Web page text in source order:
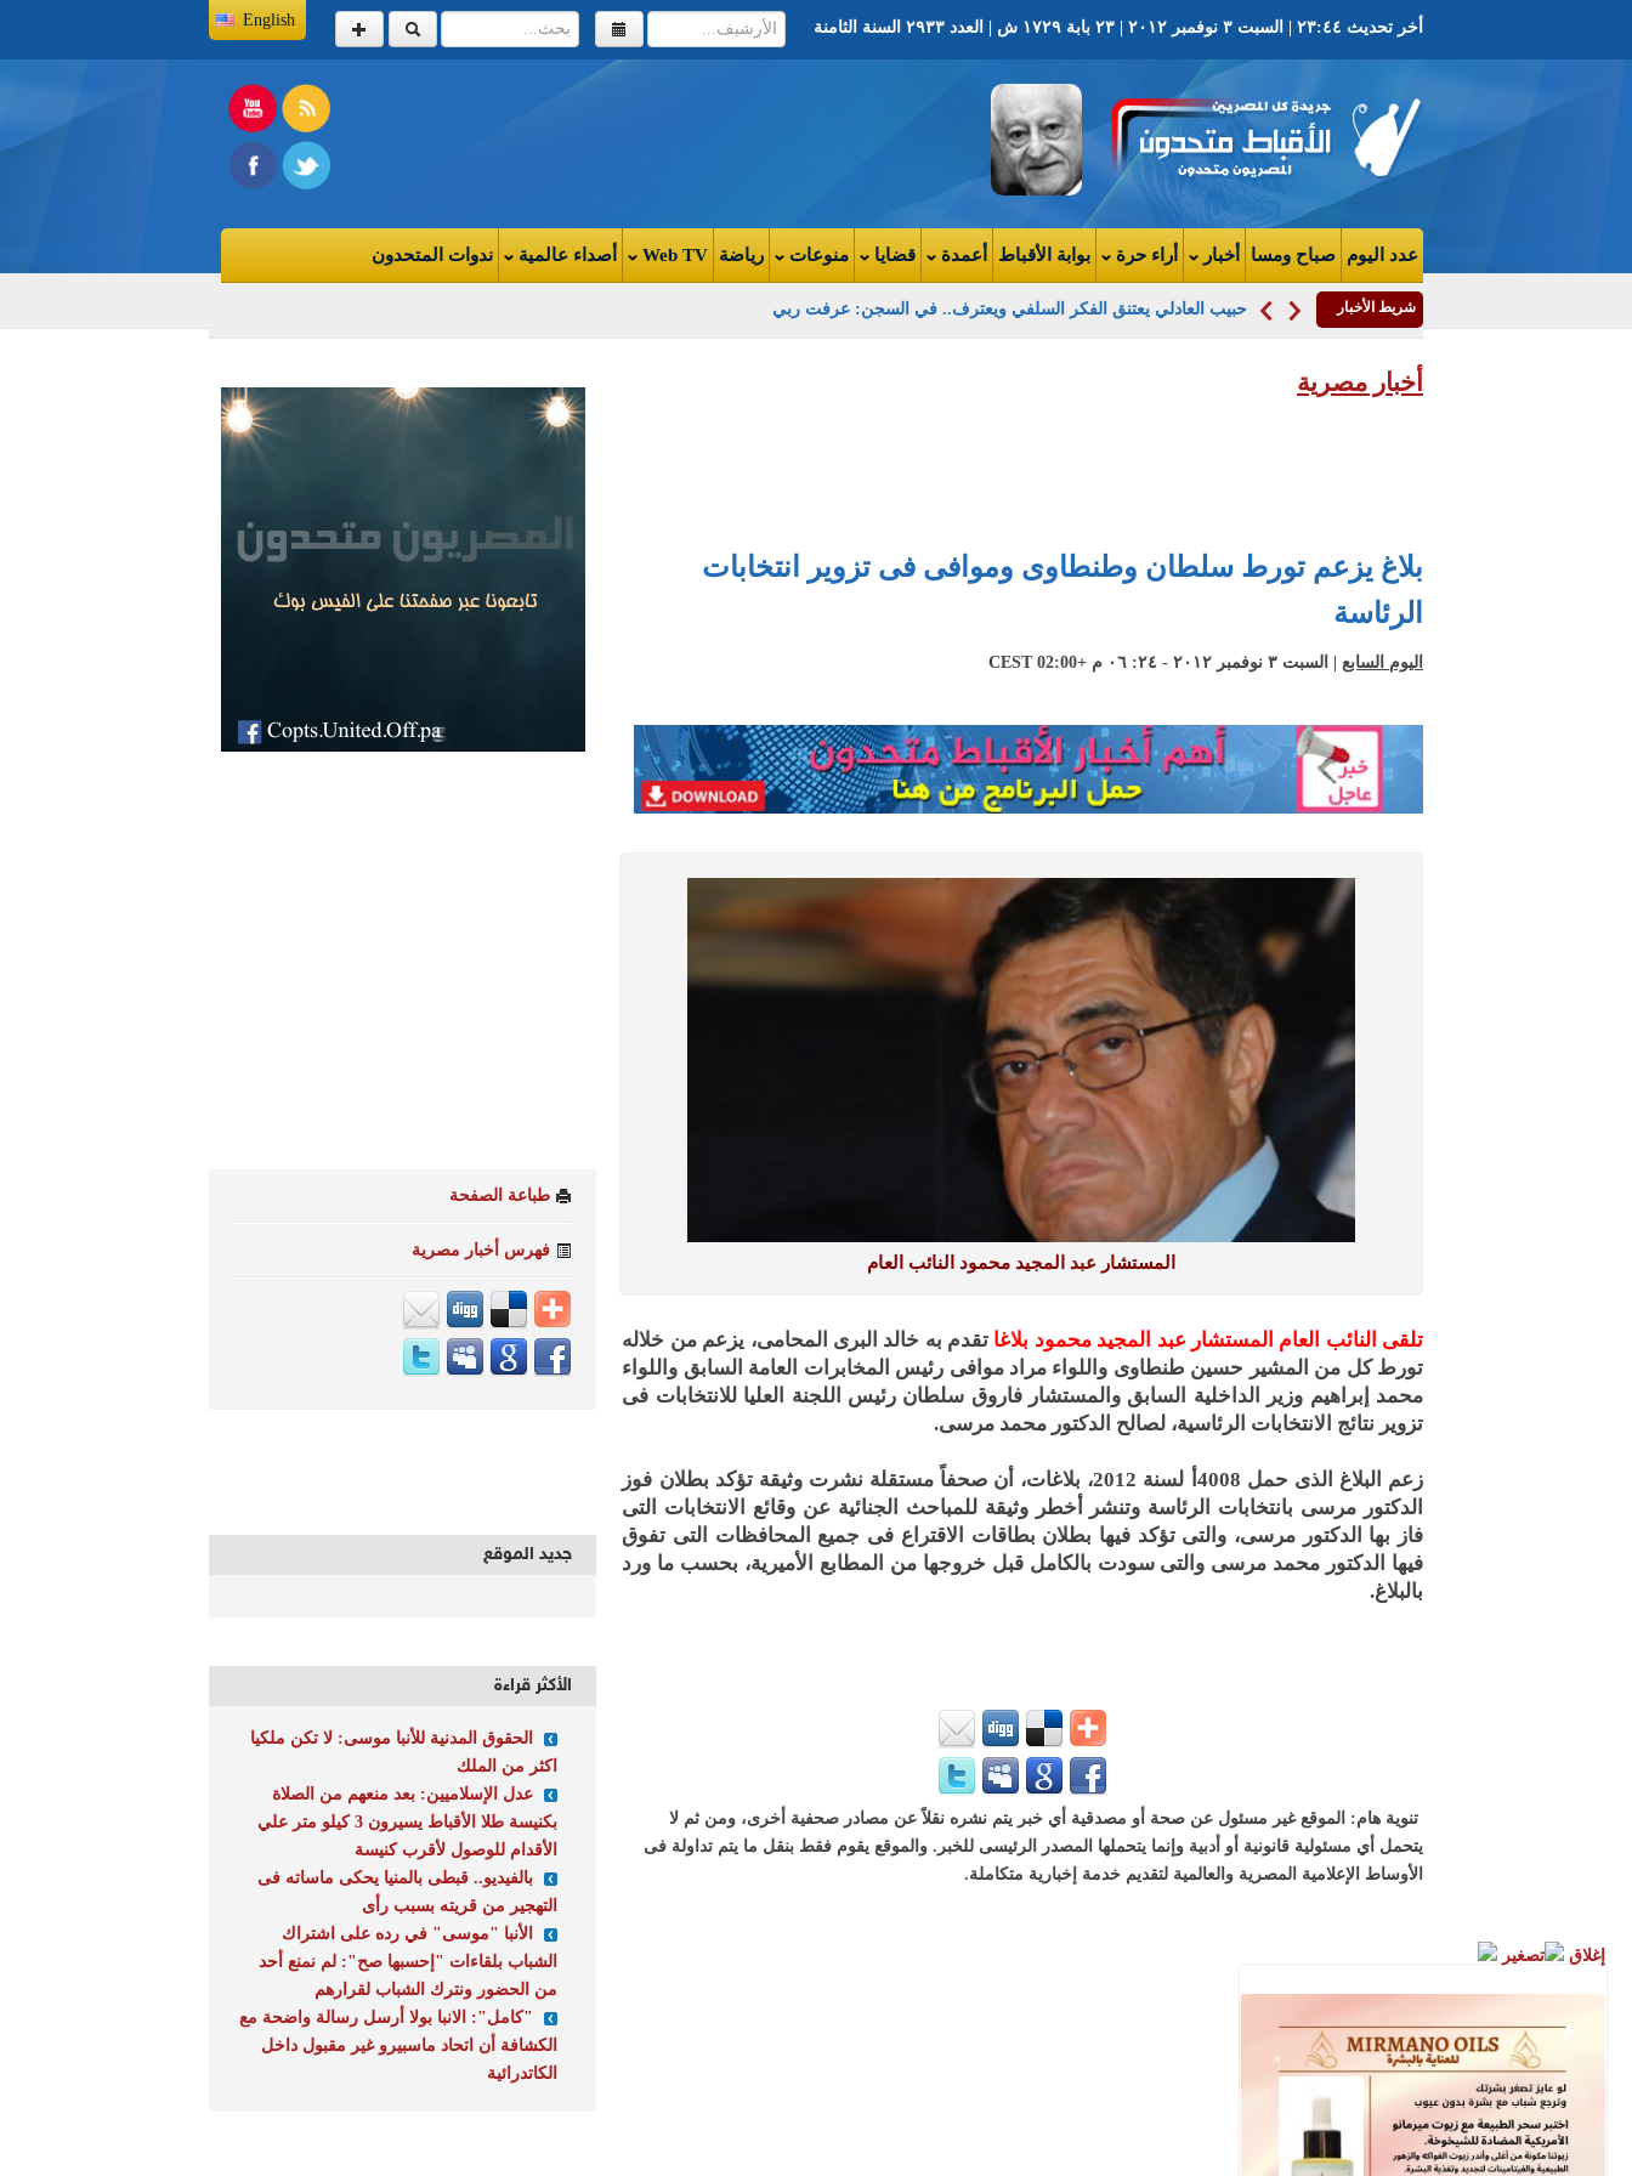
أخر تحديث ٢٣:٤٤ | السبت ٣ نوفمبر ٢٠١٢ | ٢٣ بابة ١٧٢٩ ش | العدد ٢٩٣٣ السنة الثامنة English
عدد اليوم صباح ومسا أخبار أراء حرة بوابة الأقباط أعمدة قضايا منوعات رياضة Web TV أصداء عالمية ندوات المتحدون
إغلاق تصغير
شريط الأخبار حبيب العادلي يعتنق الفكر السلفي ويعترف.. في السجن: عرفت ربي
أخبار مصرية
بلاغ يزعم تورط سلطان وطنطاوى وموافى فى تزوير انتخابات
الرئاسة
اليوم السابع | السبت ٣ نوفمبر ٢٠١٢ - ٢٤: ٠٦ م +02:00 CEST
المستشار عبد المجيد محمود النائب العام
تلقى النائب العام المستشار عبد المجيد محمود بلاغا تقدم به خالد البرى المحامى، يزعم من خلاله
تورط كل من المشير حسين طنطاوى واللواء مراد موافى رئيس المخابرات العامة السابق واللواء
محمد إبراهيم وزير الداخلية السابق والمستشار فاروق سلطان رئيس اللجنة العليا للانتخابات فى
تزوير نتائج الانتخابات الرئاسية، لصالح الدكتور محمد مرسى.
زعم البلاغ الذى حمل 4008أ لسنة 2012، بلاغات، أن صحفاً مستقلة نشرت وثيقة تؤكد بطلان فوز
الدكتور مرسى بانتخابات الرئاسة وتنشر أخطر وثيقة للمباحث الجنائية عن وقائع الانتخابات التى
فاز بها الدكتور مرسى، والتى تؤكد فيها بطلان بطاقات الاقتراع فى جميع المحافظات التى تفوق
فيها الدكتور محمد مرسى والتى سودت بالكامل قبل خروجها من المطابع الأميرية، بحسب ما ورد
بالبلاغ.
تنوية هام: الموقع غير مسئول عن صحة أو مصدقية أي خبر يتم نشره نقلاً عن مصادر صحفية أخرى، ومن ثم لا
يتحمل أي مسئولية قانونية أو أدبية وإنما يتحملها المصدر الرئيسى للخبر. والموقع يقوم فقط بنقل ما يتم تداولة فى
الأوساط الإعلامية المصرية والعالمية لتقديم خدمة إخبارية متكاملة.
طباعة الصفحة
فهرس أخبار مصرية
جديد الموقع
الأكثر قراءة
الحقوق المدنية للأنبا موسى: لا تكن ملكيا
اكثر من الملك
عدل الإسلاميين: بعد منعهم من الصلاة
بكنيسة طلا الأقباط يسيرون 3 كيلو متر علي
الأقدام للوصول لأقرب كنيسة
بالفيديو.. قبطى بالمنيا يحكى ماساته فى
التهجير من قريته بسبب رأى
الأنبا "موسى" في رده على اشتراك
الشباب بلقاءات "إحسبها صح": لم نمنع أحد
من الحضور ونترك الشباب لقرارهم
"كامل": الانبا بولا أرسل رسالة واضحة مع
الكشافة أن اتحاد ماسبيرو غير مقبول داخل
الكاتدرائية